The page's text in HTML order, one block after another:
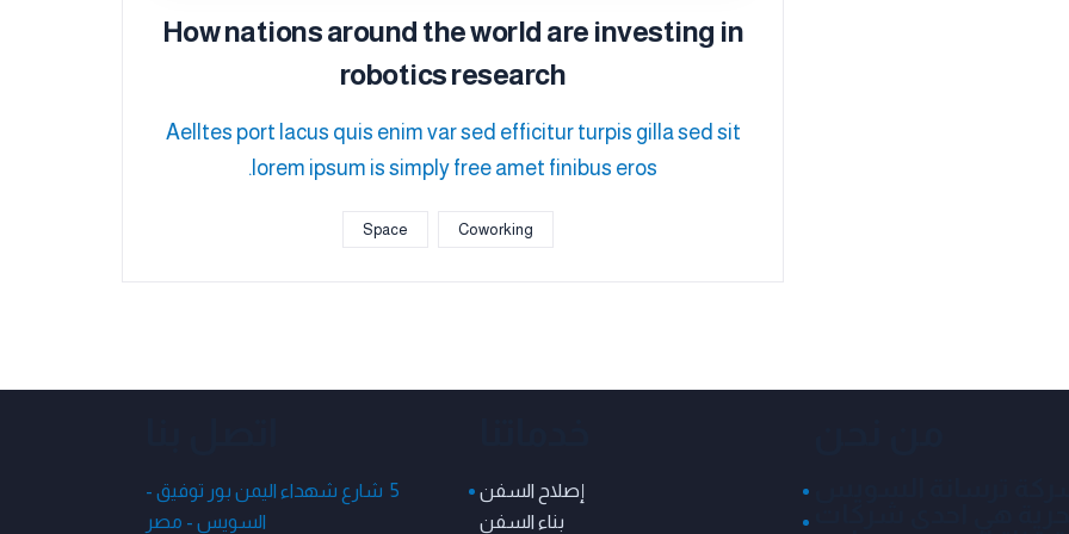
How nations around the world are investing in
robotics research
Aelltes port lacus quis enim var sed efficitur turpis gilla sed sit
lorem ipsum is simply free amet finibus eros.
Coworking
Space
إصلاح السفن
بناء السفن
5 شارع شهداء اليمن بور توفيق -
السويس - مصر